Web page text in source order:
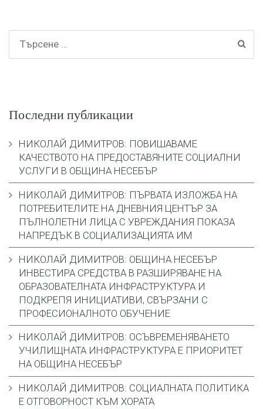
Последни публикации
НИКОЛАЙ ДИМИТРОВ: ПОВИШАВАМЕ
КАЧЕСТВОТО НА ПРЕДОСТАВЯНИТЕ СОЦИАЛНИ
УСЛУГИ В ОБЩИНА НЕСЕБЪР
НИКОЛАЙ ДИМИТРОВ: ПЪРВАТА ИЗЛОЖБА НА
ПОТРЕБИТЕЛИТЕ НА ДНЕВНИЯ ЦЕНТЪР ЗА
ПЪЛНОЛЕТНИ ЛИЦА С УВРЕЖДАНИЯ ПОКАЗА
НАПРЕДЪК В СОЦИАЛИЗАЦИЯТА ИМ
НИКОЛАЙ ДИМИТРОВ: ОБЩИНА НЕСЕБЪР
ИНВЕСТИРА СРЕДСТВА В РАЗШИРЯВАНЕ НА
ОБРАЗОВАТЕЛНАТА ИНФРАСТРУКТУРА И
ПОДКРЕПЯ ИНИЦИАТИВИ, СВЪРЗАНИ С
ПРОФЕСИОНАЛНОТО ОБУЧЕНИЕ
НИКОЛАЙ ДИМИТРОВ: ОСЪВРЕМЕНЯВАНЕТО
УЧИЛИЩНАТА ИНФРАСТРУКТУРА Е ПРИОРИТЕТ
НА ОБЩИНА НЕСЕБЪР
НИКОЛАЙ ДИМИТРОВ: СОЦИАЛНАТА ПОЛИТИКА
Е ОТГОВОРНОСТ КЪМ ХОРАТА